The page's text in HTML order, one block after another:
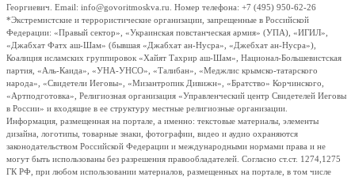
Георгиевич. Email: info@govoritmoskva.ru. Номер телефона: +7 (495) 950-62-26
*Экстремистские и террористические организации, запрещенные в Российской
Федерации: «Правый сектор», «Украинская повстанческая армия» (УПА), «ИГИЛ»,
«Джабхат Фатх аш-Шам» (бывшая «Джабхат ан-Нусра», «Джебхат ан-Нусра»),
Коалиция исламских группировок «Хайят Тахрир аш-Шам», Национал-Большевистская
партия, «Аль-Каида», «УНА-УНСО», «Талибан», «Меджлис крымско-татарского
народа», «Свидетели Иеговы», «Мизантропик Дивижн», «Братство» Корчинского,
«Артподготовка», Религиозная организация «Управленческий центр Свидетелей Иеговы
в России» и входящие в ее структуру местные религиозные организации.
Информация, размещенная на портале, а именно: текстовые материалы, элементы
дизайна, логотипы, товарные знаки, фотографии, видео и аудио охраняются
законодательством Российской Федерации и международными нормами права и не
могут быть использованы без разрешения правообладателей. Согласно ст.ст. 1274,1275
ГК РФ, при любом использовании материалов, размещенных на портале, в том числе